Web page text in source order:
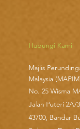
Hubungi Kami
Majlis
Malaysia
No. 25 Wisma
Jalan Puteri 2A/
43700, Bandar